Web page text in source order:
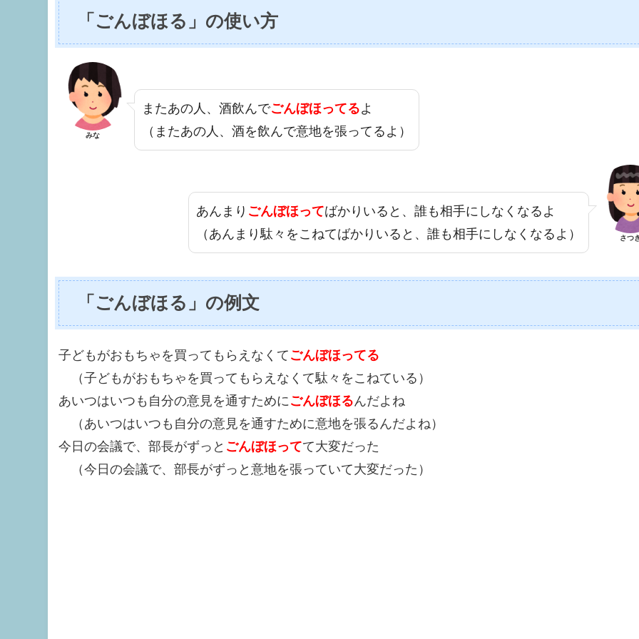
「ごんぼほる」の使い方
みな
またあの人、酒飲んでごんぼほってるよ
（またあの人、酒を飲んで意地を張ってるよ）
あんまり ごんぼほってばかりいると、誰も相手にしなくなるよ
（あんまり駄々をこねてばかりいると、誰も相手にしなくなるよ）
さつ
「ごんぼほる」の例文
子どもがおもちゃを買ってもらえなくて ごんぼほってる
（子どもがおもちゃを買ってもらえなくて駄々をこねている）
あいつはいつも自分の意見を通すために ごんぼほるんだよね
（あいつはいつも自分の意見を通すために意地を張るんだよね）
今日の会議で、部長がずっと ごんぼほってて大変だった
（今日の会議で、部長がずっと意地を張っていて大変だった）